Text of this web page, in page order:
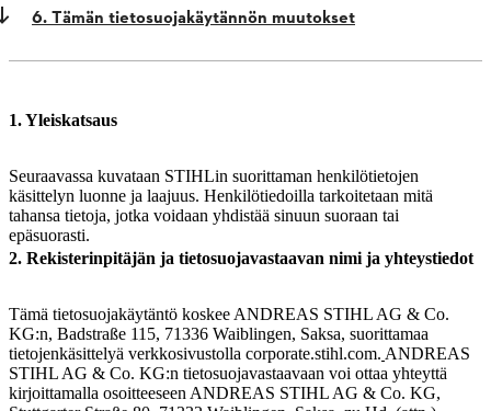
6. Tämän tietosuojakäytännön muutokset
1. Yleiskatsaus
Seuraavassa kuvataan STIHLin suorittaman henkilötietojen
käsittelyn luonne ja laajuus. Henkilötiedoilla tarkoitetaan mitä
tahansa tietoja, jotka voidaan yhdistää sinuun suoraan tai
epäsuorasti.
2. Rekisterinpitäjän ja tietosuojavastaavan nimi ja yhteystiedot
Tämä tietosuojakäytäntö koskee ANDREAS STIHL AG & Co.
KG:n, Badstraße 115, 71336 Waiblingen, Saksa, suorittamaa
tietojenkäsittelyä verkkosivustolla corporate.stihl.com. ANDREAS
STIHL AG & Co. KG:n tietosuojavastaavaan voi ottaa yhteyttä
kirjoittamalla osoitteeseen ANDREAS STIHL AG & Co. KG,